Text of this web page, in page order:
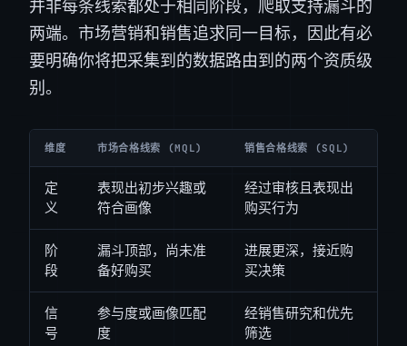
并非每条线索都处于相同阶段，爬取支持漏斗的
两端。市场营销和销售追求同一目标，因此有必
要明确你将把采集到的数据路由到的两个资质级
别。
维度 市场合格线索 (MQL) 销售合格线索 (SQL)
定
义
表现出初步兴趣或
符合画像
经过审核且表现出
购买行为
阶
段
漏斗顶部，尚未准
备好购买
进展更深，接近购
买决策
信
号
参与度或画像匹配
度
经销售研究和优先
筛选